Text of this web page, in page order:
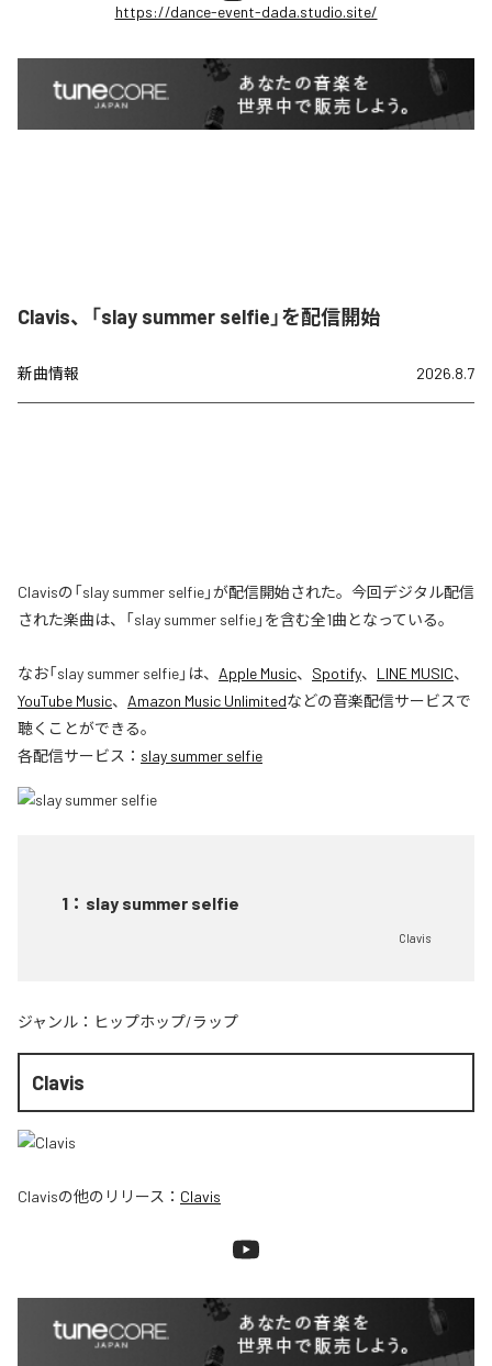
https://dance-event-dada.studio.site/
Clavis、「slay summer selfie」を配信開始
新曲情報 2026.8.7
Clavisの「slay summer selfie」が配信開始された。今回デジタル配信
された楽曲は、「slay summer selfie」を含む全1曲となっている。
なお「slay summer selfie」は、 Apple Music、 Spotify、 LINE MUSIC、
YouTube Music、 Amazon Music Unlimitedなどの音楽配信サービスで
聴くことができる。
各配信サービス： slay summer selfie
1 ： slay summer selfie
Clavis
ジャンル： ヒップホップ/ラップ
Clavis
Clavisの他のリリース： Clavis